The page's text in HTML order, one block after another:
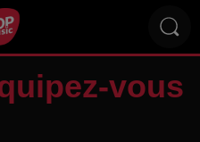
vous